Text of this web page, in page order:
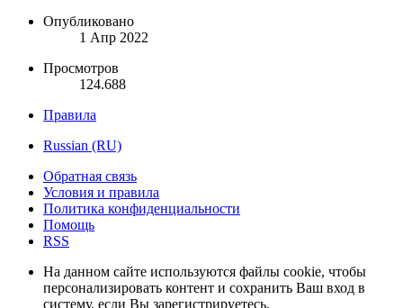
Опубликовано
1 Апр 2022
Просмотров
124.688
Правила
Russian (RU)
Обратная связь
Условия и правила
Политика конфиденциальности
Помощь
RSS
На данном сайте используются файлы cookie, чтобы
персонализировать контент и сохранить Ваш вход в
систему, если Вы зарегистрируетесь.